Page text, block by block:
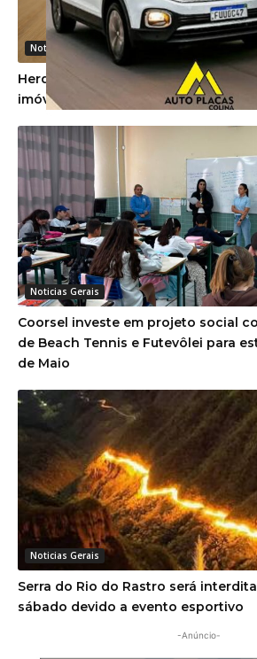
Noticias Gerais
Herdeiros devem cumprir promessa
imóvel firmada em vida pela
Noticias Gerais
Coorsel investe em projeto social
de Beach Tennis e Futevôlei para
de Maio
Noticias Gerais
Serra do Rio do Rastro será
sábado devido a evento esportivo
-Anúncio-